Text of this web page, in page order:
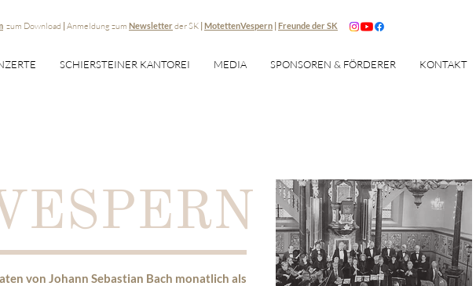
zum Download |Anmeldung zum Newsletterder SK |MotettenVespern |Freunde der SK
SCHIERSTEINER KANTOREI MEDIA SPONSOREN & FÖRDERER KONTAKT
von Johann Sebastian Bach monatlich als